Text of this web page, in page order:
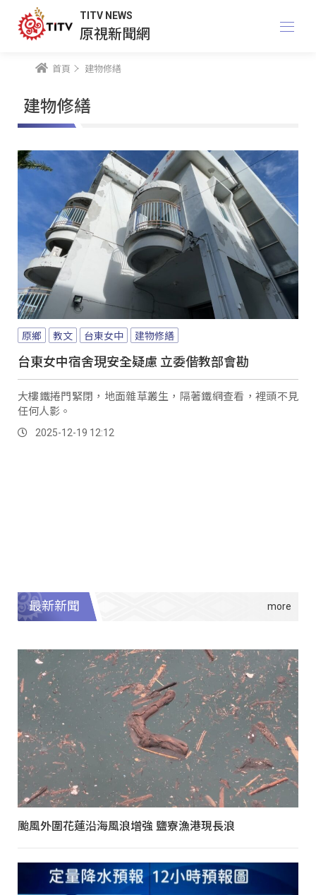
TITV NEWS
原視新聞網
首頁 建物修繕
建物修繕
原鄉 教文 台東女中 建物修繕
台東女中宿舍現安全疑慮 立委偕教部會勘
大樓鐵捲門緊閉，地面雜草叢生，隔著鐵網查看，裡頭不見
任何人影。
2025-12-19 12:12
最新新聞
颱風外圍花蓮沿海風浪增強 鹽寮漁港現長浪